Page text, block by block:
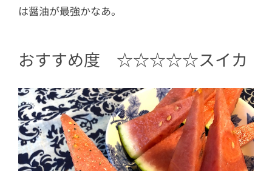
は醤油が最強かなあ。
おすすめ度 ☆☆☆☆☆スイカ